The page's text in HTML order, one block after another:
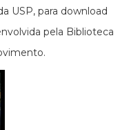
USP, para download
pela Biblioteca